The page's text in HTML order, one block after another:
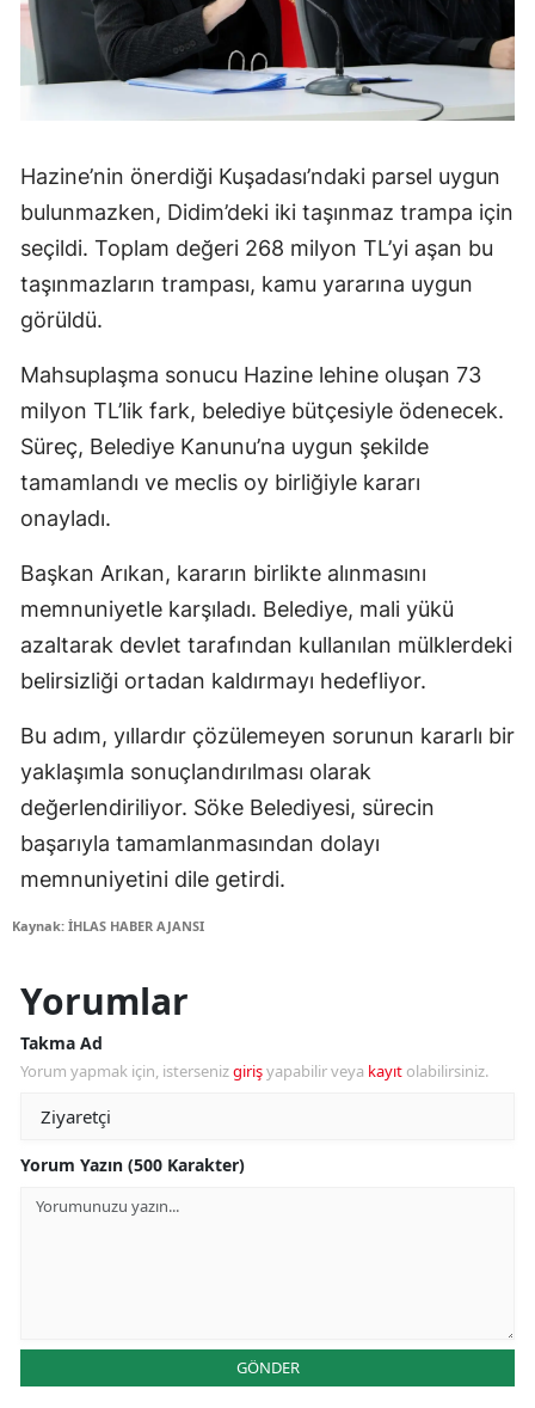
Hazine’nin önerdiği Kuşadası’ndaki parsel uygun
bulunmazken, Didim’deki iki taşınmaz trampa için
seçildi. Toplam değeri 268 milyon TL’yi aşan bu
taşınmazların trampası, kamu yararına uygun
görüldü.
Mahsuplaşma sonucu Hazine lehine oluşan 73
milyon TL’lik fark, belediye bütçesiyle ödenecek.
Süreç, Belediye Kanunu’na uygun şekilde
tamamlandı ve meclis oy birliğiyle kararı
onayladı.
Başkan Arıkan, kararın birlikte alınmasını
memnuniyetle karşıladı. Belediye, mali yükü
azaltarak devlet tarafından kullanılan mülklerdeki
belirsizliği ortadan kaldırmayı hedefliyor.
Bu adım, yıllardır çözülemeyen sorunun kararlı bir
yaklaşımla sonuçlandırılması olarak
değerlendiriliyor. Söke Belediyesi, sürecin
başarıyla tamamlanmasından dolayı
memnuniyetini dile getirdi.
Kaynak: İHLAS HABER AJANSI
Yorumlar
Takma Ad
Yorum yapmak için, istersenizgirişyapabilir veya kayıt olabilirsiniz.
Yorum Yazın (500 Karakter)
GÖNDER